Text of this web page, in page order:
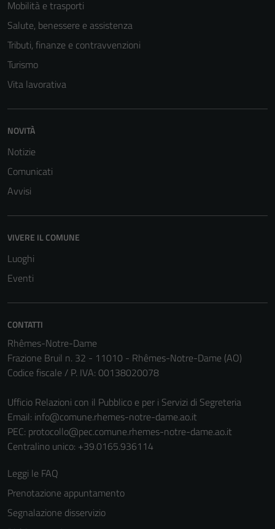
Mobilità e trasporti
Salute, benessere e assistenza
Tributi, finanze e contravvenzioni
Turismo
Vita lavorativa
NOVITÀ
Notizie
Comunicati
Avvisi
VIVERE IL COMUNE
Luoghi
Eventi
CONTATTI
Rhêmes-Notre-Dame
Frazione Bruil n. 32 - 11010 - Rhêmes-Notre-Dame (AO)
Codice fiscale / P. IVA: 00138020078
Ufficio Relazioni con il Pubblico e per i Servizi di Segreteria
Email: info@comune.rhemes-notre-dame.ao.it
PEC: protocollo@pec.comune.rhemes-notre-dame.ao.it
Centralino unico: +39.0165.936114
Leggi le FAQ
Prenotazione appuntamento
Segnalazione disservizio